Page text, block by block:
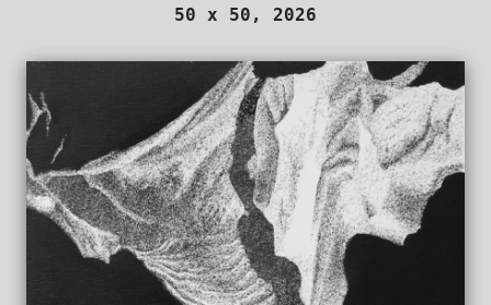
50 x 50, 2026